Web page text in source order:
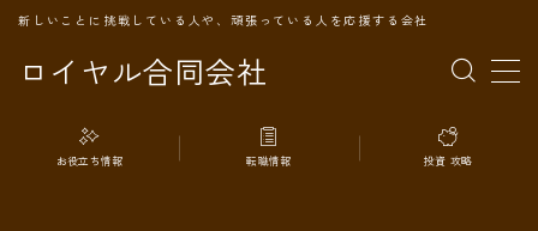
ロイヤル合同会社
新しいことに挑戦している人や、頑張っている人を応援する会社
MENU
TOPページ
お役立ち情報 転職情報 投資 攻略